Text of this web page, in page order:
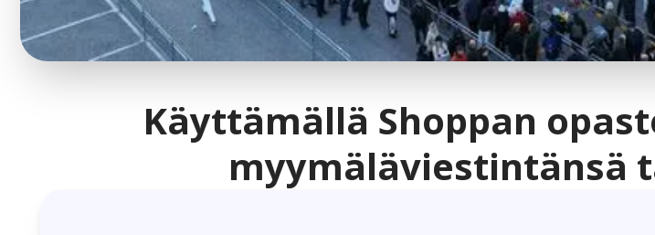
Käyttämällä Shoppan
myymäläviestintänsä